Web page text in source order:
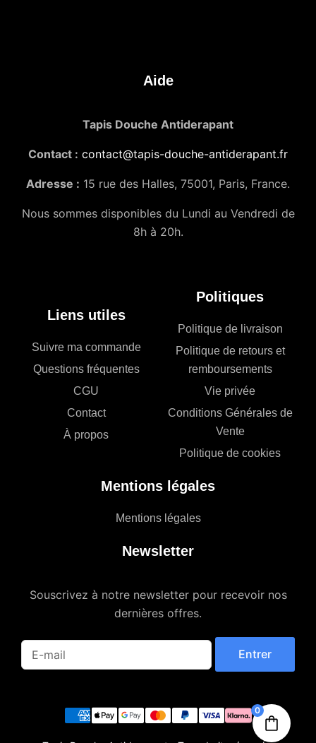
Aide
Tapis Douche Antiderapant
Contact : contact@tapis-douche-antiderapant.fr
Adresse : 15 rue des Halles, 75001, Paris, France.
Nous sommes disponibles du Lundi au Vendredi de
8h à 20h.
Liens utiles
Suivre ma commande
Questions fréquentes
CGU
Contact
À propos
Politiques
Politique de livraison
Politique de retours et
remboursements
Vie privée
Conditions Générales de
Vente
Politique de cookies
Mentions légales
Mentions légales
Newsletter
Souscrivez à notre newsletter pour recevoir nos
dernières offres.
Entrer
0